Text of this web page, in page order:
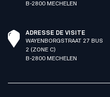
B-2800 MECHELEN
ADRESSE DE VISITE
WAYENBORGSTRAAT 27 BUS
2 (ZONE C)
B-2800 MECHELEN